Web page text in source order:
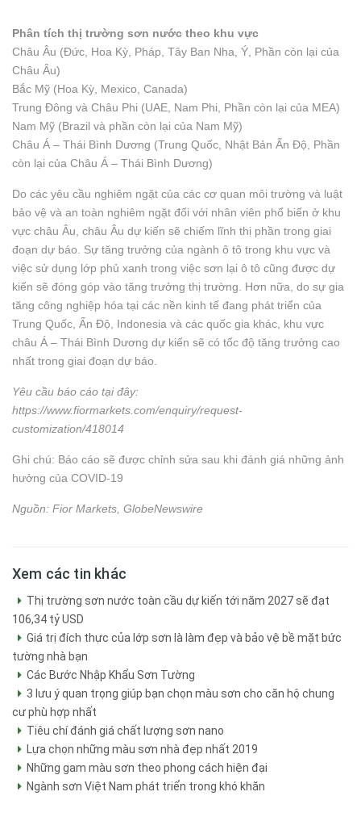
Phân tích thị trường sơn nước theo khu vực
Châu Âu (Đức, Hoa Kỳ, Pháp, Tây Ban Nha, Ý, Phần còn lại của
Châu Âu)
Bắc Mỹ (Hoa Kỳ, Mexico, Canada)
Trung Đông và Châu Phi (UAE, Nam Phi, Phần còn lại của MEA)
Nam Mỹ (Brazil và phần còn lại của Nam Mỹ)
Châu Á – Thái Bình Dương (Trung Quốc, Nhật Bản Ấn Độ, Phần
còn lại của Châu Á – Thái Bình Dương)
Do các yêu cầu nghiêm ngặt của các cơ quan môi trường và luật
bảo vệ và an toàn nghiêm ngặt đối với nhân viên phổ biến ở khu
vực châu Âu, châu Âu dự kiến ​​sẽ chiếm lĩnh thị phần trong giai
đoạn dự báo. Sự tăng trưởng của ngành ô tô trong khu vực và
việc sử dụng lớp phủ xanh trong việc sơn lại ô tô cũng được dự
kiến ​​sẽ đóng góp vào tăng trưởng thị trường. Hơn nữa, do sự gia
tăng công nghiệp hóa tại các nền kinh tế đang phát triển của
Trung Quốc, Ấn Độ, Indonesia và các quốc gia khác, khu vực
châu Á – Thái Bình Dương dự kiến ​​sẽ có tốc độ tăng trưởng cao
nhất trong giai đoạn dự báo.
Yêu cầu báo cáo tại đây:
https://www.fiormarkets.com/enquiry/request-
customization/418014
Ghi chú: Báo cáo sẽ được chỉnh sửa sau khi đánh giá những ảnh
hưởng của COVID-19
Nguồn: Fior Markets, GlobeNewswire
Xem các tin khác
Thị trường sơn nước toàn cầu dự kiến tới năm 2027 sẽ đạt
106,34 tỷ USD
Giá trị đích thực của lớp sơn là làm đẹp và bảo vệ bề mặt bức
tường nhà bạn
Các Bước Nhập Khẩu Sơn Tường
3 lưu ý quan trọng giúp bạn chọn màu sơn cho căn hộ chung
cư phù hợp nhất
Tiêu chí đánh giá chất lượng sơn nano
Lựa chọn những màu sơn nhà đẹp nhất 2019
Những gam màu sơn theo phong cách hiện đại
Ngành sơn Việt Nam phát triển trong khó khăn